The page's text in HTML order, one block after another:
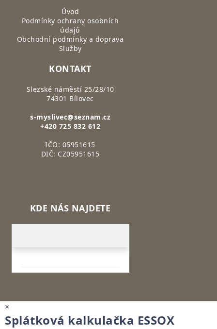
Úvod
Podmínky ochrany osobních
údajů
Obchodní podmínky a doprava
Služby
KONTAKT
Slezské náměstí 25/28/10
74301 Bílovec
s-myslivec@seznam.cz
+420 725 832 612
IČO: 05951615
DIČ: CZ05951615
KDE NÁS NAJDETE
×
Splátková kalkulačka ESSOX